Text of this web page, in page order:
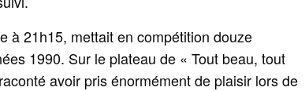
à 21h15, mettait en compétition douze
1990. Sur le plateau de « Tout beau, tout
avoir pris énormément de plaisir lors de